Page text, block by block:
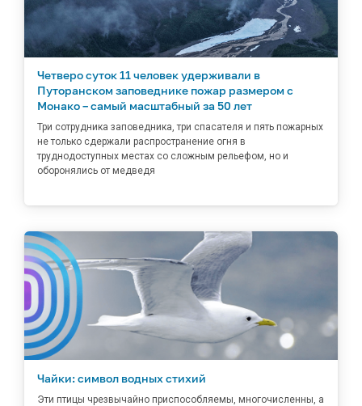
Четверо суток 11 человек удерживали в
Путоранском заповеднике пожар размером с
Монако – самый масштабный за 50 лет
Три сотрудника заповедника, три спасателя и пять пожарных
не только сдержали распространение огня в
труднодоступных местах со сложным рельефом, но и
оборонялись от медведя
Чайки: символ водных стихий
Эти птицы чрезвычайно приспособляемы, многочисленны, а